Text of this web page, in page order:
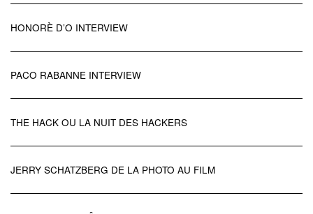
HONORÈ D’O INTERVIEW
PACO RABANNE INTERVIEW
THE HACK OU LA NUIT DES HACKERS
JERRY SCHATZBERG DE LA PHOTO AU FILM